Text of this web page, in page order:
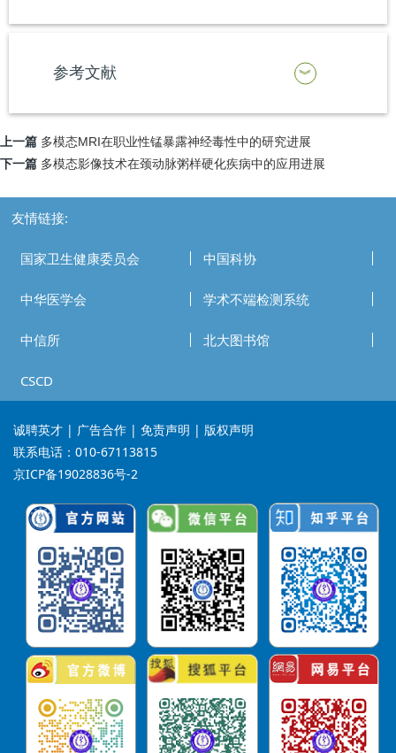
参考文献
上一篇 多模态MRI在职业性锰暴露神经毒性中的研究进展
下一篇 多模态影像技术在颈动脉粥样硬化疾病中的应用进展
友情链接:
国家卫生健康委员会 中国科协
中华医学会 学术不端检测系统
中信所 北大图书馆
CSCD
诚聘英才 | 广告合作 | 免责声明 | 版权声明
联系电话：010-67113815
京ICP备19028836号-2